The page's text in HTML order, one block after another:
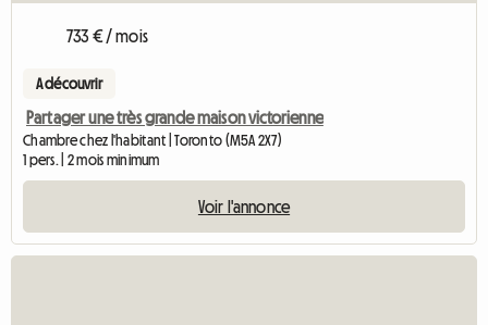
733 € / mois
A découvrir
Partager une très grande maison victorienne
Chambre chez l'habitant | Toronto (M5A 2X7)
1 pers. | 2 mois minimum
Voir l'annonce